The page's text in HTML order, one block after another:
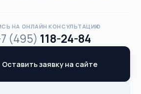
НА ОНЛАЙН КОНСУЛЬТАЦИЮ
(495) 118-24-84
Оставить заявку на сайте